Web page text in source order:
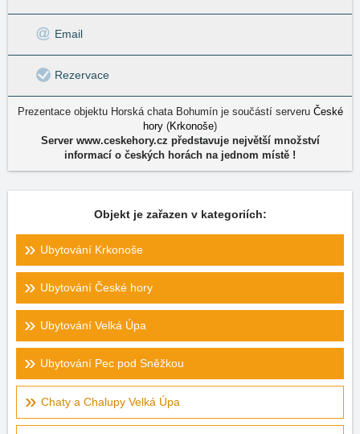
Email
Rezervace
Prezentace objektu Horská chata Bohumín je součástí serveru České
hory (Krkonoše)
Server www.ceskehory.cz představuje největší množství
informací o českých horách na jednom místě !
Objekt je zařazen v kategoriích:
Ubytování Krkonoše
Ubytování České hory
Ubytování Velká Úpa
Ubytování Pec pod Sněžkou
Chaty a Chalupy Velká Úpa